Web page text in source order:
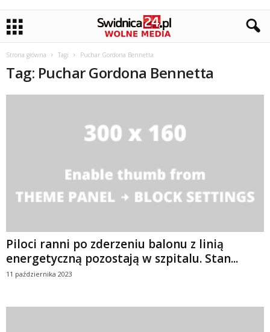
Strona główna Tagi Puchar Gordona Bennetta
Tag: Puchar Gordona Bennetta
Piloci ranni po zderzeniu balonu z linią
energetyczną pozostają w szpitalu. Stan...
11 października 2023